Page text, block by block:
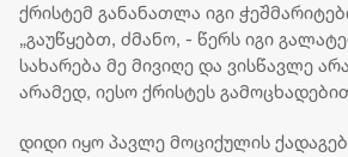
ქრისტემ განანათლა იგი
„გაუწყებთ, ძმანო, - წერს იგი
სახარება მე მივიღე და ვისწავლე
არამედ, იესო ქრისტეს
დიდი იყო პავლე მოციქულის